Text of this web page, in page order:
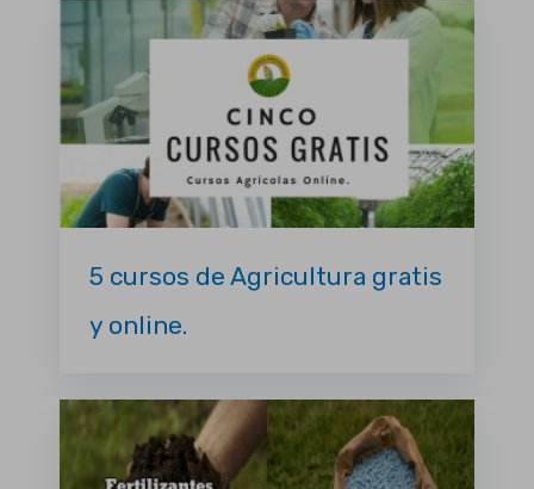
5 cursos de Agricultura gratis
y online.